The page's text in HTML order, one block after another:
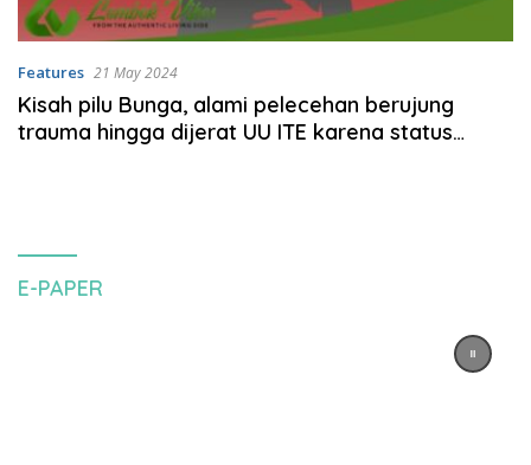
Features 21 May 2024
Kisah pilu Bunga, alami pelecehan berujung
trauma hingga dijerat UU ITE karena status
E-PAPER